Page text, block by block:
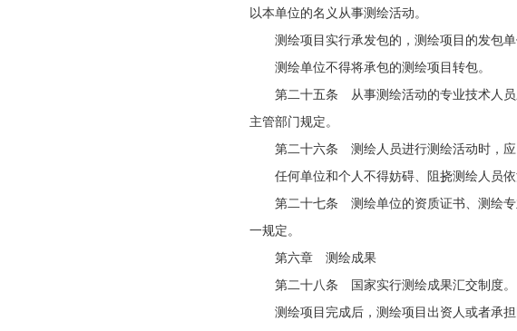
以本单位的名义从事测绘活动。
测绘项目实行承发包的，测绘项目的发包
测绘单位不得将承包的测绘项目转包。
第二十五条 从事测绘活动的专业技术人
主管部门规定。
第二十六条 测绘人员进行测绘活动时，应
任何单位和个人不得妨碍、阻挠测绘人员依
第二十七条 测绘单位的资质证书、测绘
一规定。
第六章 测绘成果
第二十八条 国家实行测绘成果汇交制度。
测绘项目完成后，测绘项目出资人或者承